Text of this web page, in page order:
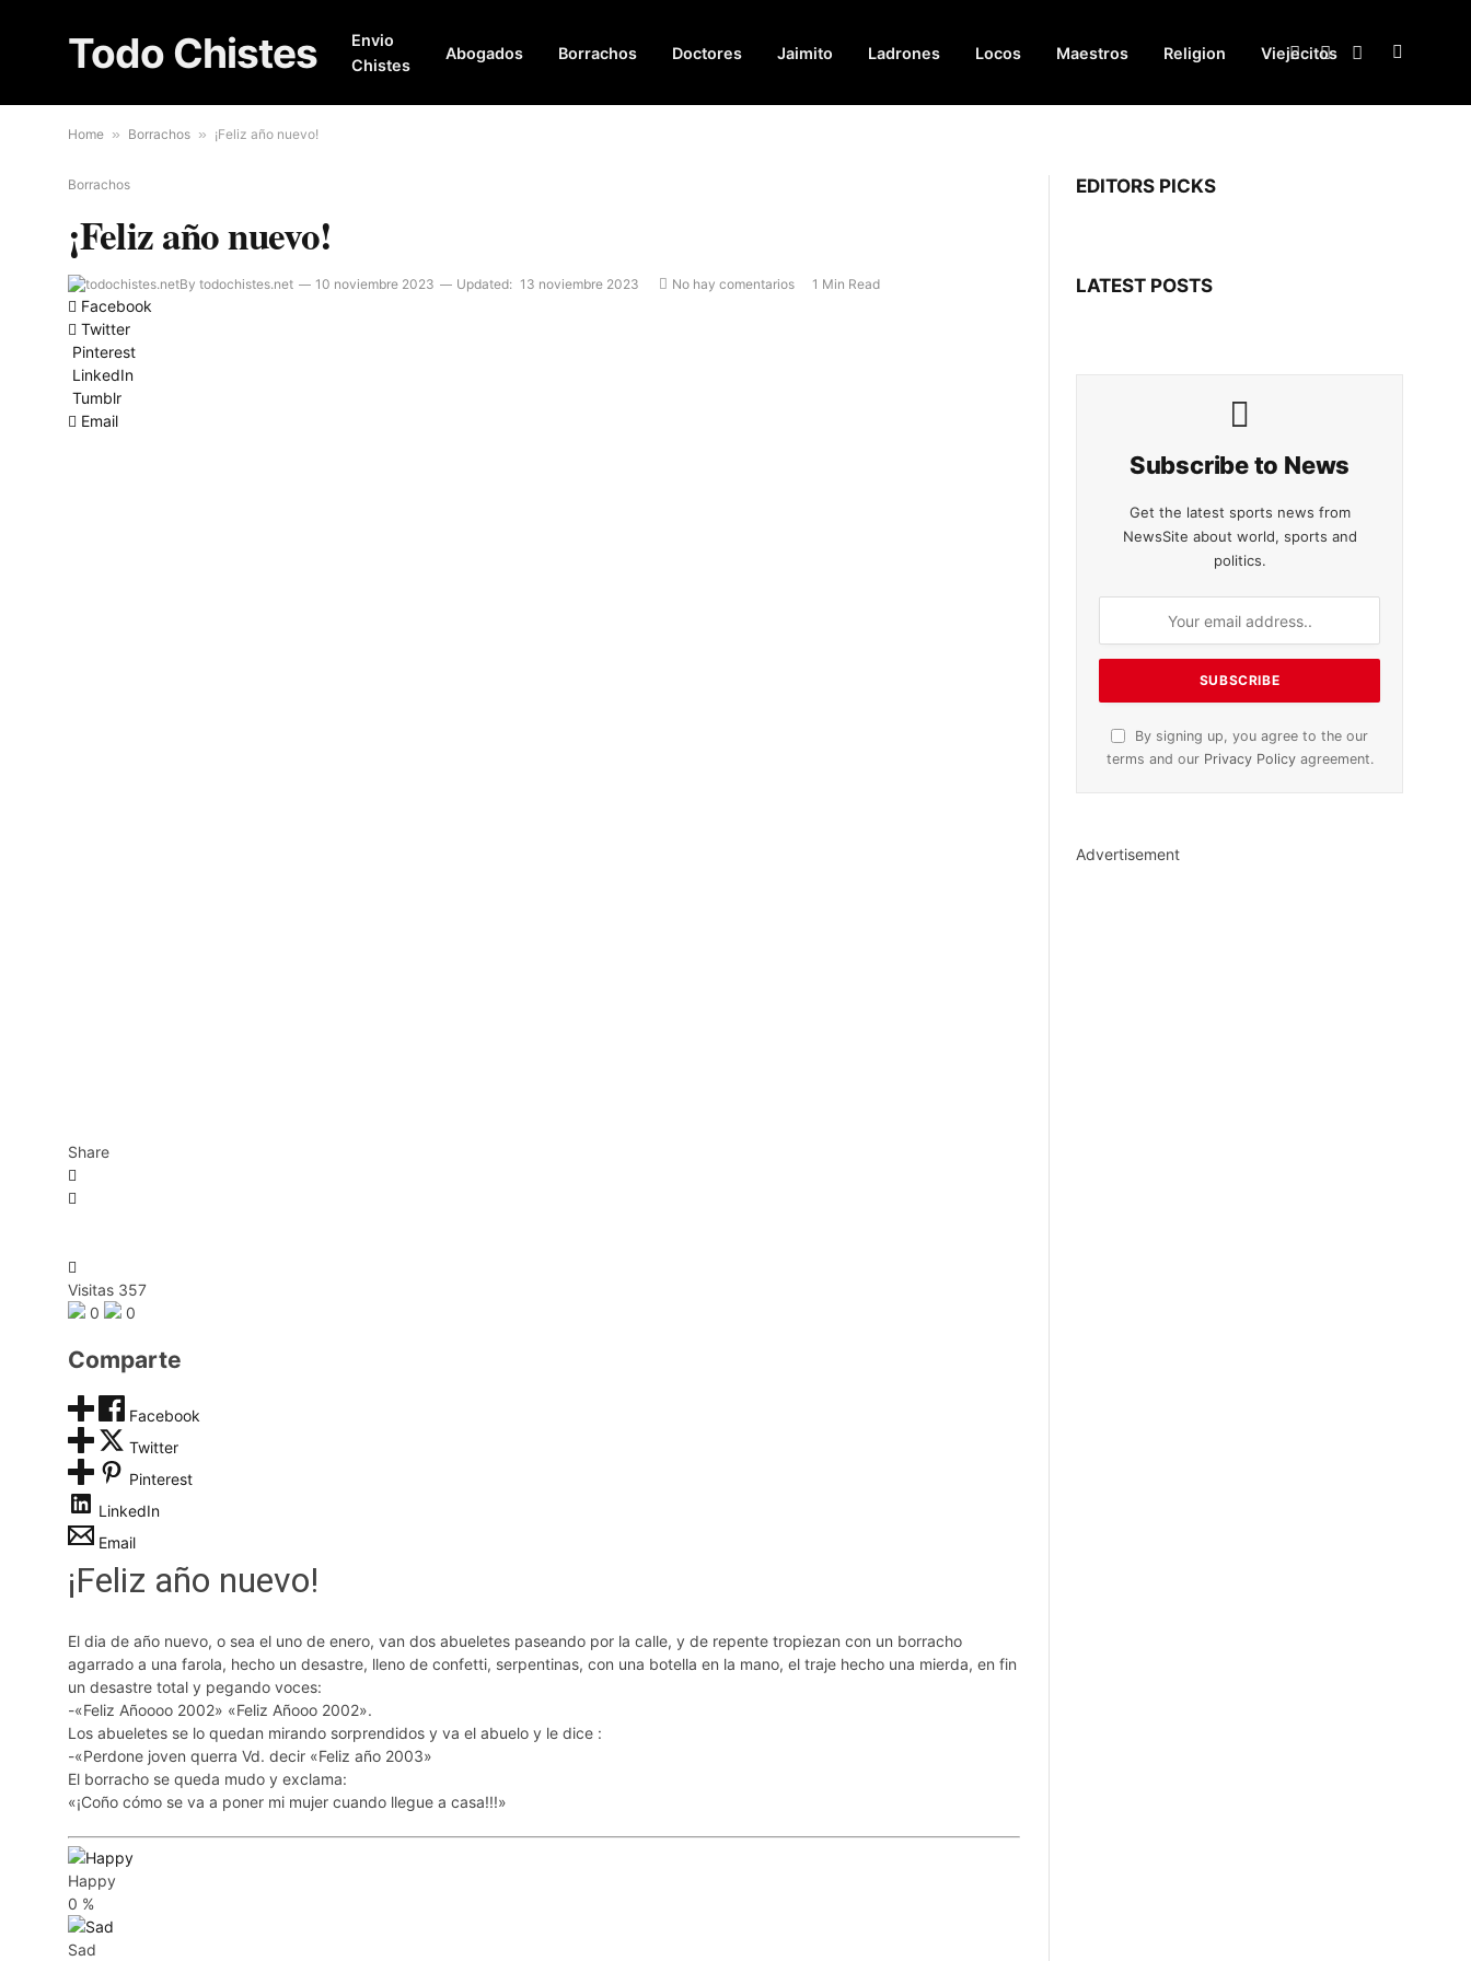
Todo Chistes
Envio
Chistes
Abogados Borrachos Doctores Jaimito Ladrones Locos Maestros Religion Viejecitos
Facebook
X
Instagram
Home » Borrachos » ¡Feliz año nuevo!
Borrachos
¡Feliz año nuevo!
By todochistes.net 10 noviembre 2023 Updated: 13 noviembre 2023 No hay comentarios 1 Min Read
Facebook
Twitter
Pinterest
LinkedIn
Tumblr
Email
Share
Visitas 357
0
0
Comparte
Facebook
Twitter
Pinterest
LinkedIn
Email
¡Feliz año nuevo!
El dia de año nuevo, o sea el uno de enero, van dos abueletes paseando por la calle, y de repente tropiezan con un borracho
agarrado a una farola, hecho un desastre, lleno de confetti, serpentinas, con una botella en la mano, el traje hecho una mierda, en fin
un desastre total y pegando voces:
-«Feliz Añoooo 2002» «Feliz Añooo 2002».
Los abueletes se lo quedan mirando sorprendidos y va el abuelo y le dice :
-«Perdone joven querra Vd. decir «Feliz año 2003»
El borracho se queda mudo y exclama:
«¡Coño cómo se va a poner mi mujer cuando llegue a casa!!!»
Happy
0 %
Sad
EDITORS PICKS
LATEST POSTS
Subscribe to News
Get the latest sports news from
NewsSite about world, sports and
politics.
By signing up, you agree to the our
terms and our Privacy Policyagreement.
Advertisement